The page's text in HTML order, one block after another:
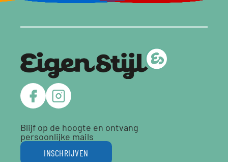
Blijf op de hoogte en ontvang
persoonlijke mails
INSCHRIJVEN